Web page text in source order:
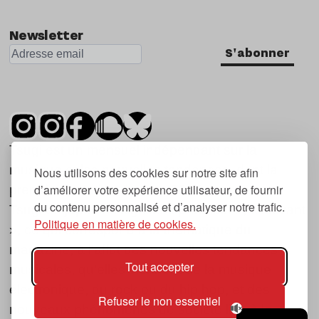
Nous utilisons des cookies sur notre site afin
d’améliorer votre expérience utilisateur, de fournir
du contenu personnalisé et d’analyser notre trafic.
Politique en matière de cookies.
Tout accepter
Refuser le non essentiel
Indie
Newsletter
S'abonner
Tsugi est un mensuel indépendant sur la
musique et les nouvelles tendances, dont la
première parution date de 2007.
Tsugi en japonais signifie « prochain », « suivant
», ce qui correspond à la thématique du
magazine, à l’affût des nouvelles tendances
musicales, qu’elles viennent de la musique
électronique, du rock ou du hip hop, et des
nouveaux phénomènes de société liés à la